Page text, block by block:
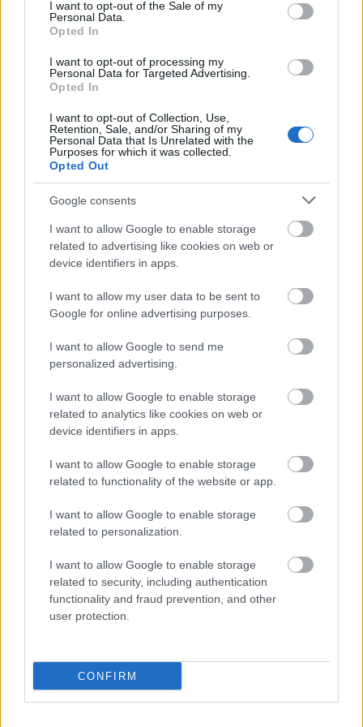
I want to opt-out of the Sale of my
Personal Data.
Opted In
I want to opt-out of processing my
Personal Data for Targeted Advertising.
Opted In
I want to opt-out of Collection, Use,
Retention, Sale, and/or Sharing of my
Personal Data that Is Unrelated with the
Purposes for which it was collected.
Opted Out
Google consents
I want to allow Google to enable storage
related to advertising like cookies on web or
device identifiers in apps.
I want to allow my user data to be sent to
Google for online advertising purposes.
I want to allow Google to send me
personalized advertising.
I want to allow Google to enable storage
related to analytics like cookies on web or
device identifiers in apps.
I want to allow Google to enable storage
related to functionality of the website or app.
I want to allow Google to enable storage
related to personalization.
I want to allow Google to enable storage
related to security, including authentication
functionality and fraud prevention, and other
user protection.
CONFIRM
A megválaszolatlan kérdés
Véres verejtékkel
Robinson
Szólj hozzá!
A hozzászóláshoz be kell lépned!
VAGY
3 éve
Összességében igazságtalannak érzem az idei